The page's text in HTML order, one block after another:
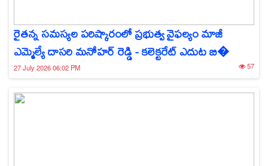
రైతన్న సమస్యల పరిష్కారంలో ప్రభుత్వ వైఫల్యం మాజీ
ఎమ్మెల్యే దాసరి మనోహర్ రెడ్డి - కలెక్టరేట్ ఎదుట బి�
27 July 2026 06:02 PM 57